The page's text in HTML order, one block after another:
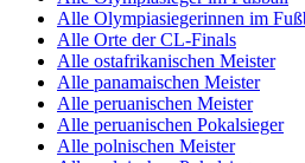
Alle Olympiasiegerinnen im
Alle Orte der CL-Finals
Alle ostafrikanischen Meister
Alle panamaischen Meister
Alle peruanischen Meister
Alle peruanischen Pokalsieger
Alle polnischen Meister